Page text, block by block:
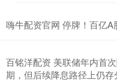
嗨牛配资官网 停牌！百亿
百铭洋配资 美联储年内首
期，但后续降息路径上仍存